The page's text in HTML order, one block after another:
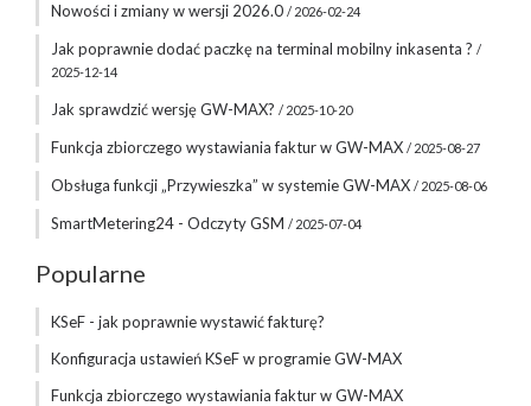
Nowości i zmiany w wersji 2026.0 / 2026-02-24
Jak poprawnie dodać paczkę na terminal mobilny inkasenta ? /
2025-12-14
Jak sprawdzić wersję GW-MAX? / 2025-10-20
Funkcja zbiorczego wystawiania faktur w GW-MAX / 2025-08-27
Obsługa funkcji „Przywieszka” w systemie GW-MAX / 2025-08-06
SmartMetering24 - Odczyty GSM / 2025-07-04
Popularne
KSeF - jak poprawnie wystawić fakturę?
Konfiguracja ustawień KSeF w programie GW-MAX
Funkcja zbiorczego wystawiania faktur w GW-MAX